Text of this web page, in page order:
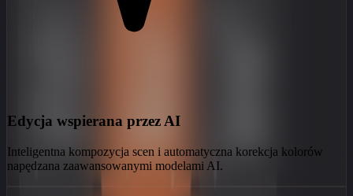
Edycja wspierana przez AI
Inteligentna kompozycja scen i automatyczna korekcja kolorów
napędzana zaawansowanymi modelami AI.